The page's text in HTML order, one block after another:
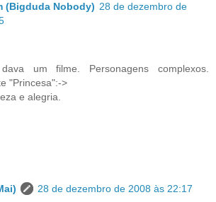
(Bigduda Nobody) 28 de dezembro de
um filme. Personagens complexos.
"Princesa":->
e alegria.
28 de dezembro de 2008 às 22:17